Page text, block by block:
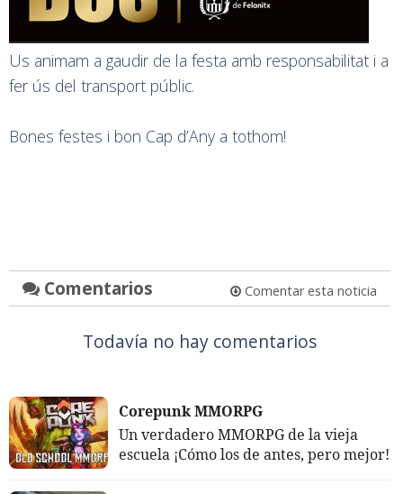
Us animam a gaudir de la festa amb responsabilitat i a
fer ús del transport públic.
Bones festes i bon Cap d’Any a tothom!
Comentarios Comentar esta noticia
Todavía no hay comentarios
Corepunk MMORPG
Un verdadero MMORPG de la vieja
escuela ¡Cómo los de antes, pero mejor!